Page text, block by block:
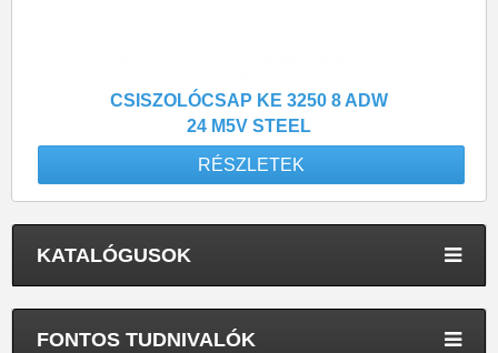
CSISZOLÓCSAP KE 3250 8 ADW
24 M5V STEEL
RÉSZLETEK
KATALÓGUSOK
FONTOS TUDNIVALÓK